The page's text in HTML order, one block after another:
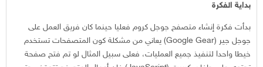
بداية الفكرة
بدأت فكرة إنشاء متصفح جوجل كروم فعليا حينما كان فريق العمل على
جوجل جير (Google Gear) يعاني من مشكلة كون المتصفحات تستخدم
خيطا واحدا لتنفيذ جميع العمليات، فعلى سبيل المثال لو تم فتح صفحة